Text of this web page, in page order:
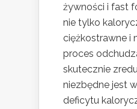
żywności i fast
nie tylko
ciężkostrawne i
proces
skutecznie
niezbędne jest
deficytu